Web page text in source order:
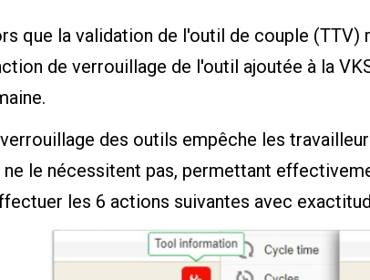
que la validation de l'outil de couple (TTV)
de verrouillage de l'outil ajoutée à la
des outils empêche les
ne le nécessitent pas, permettant
les 6 actions suivantes avec